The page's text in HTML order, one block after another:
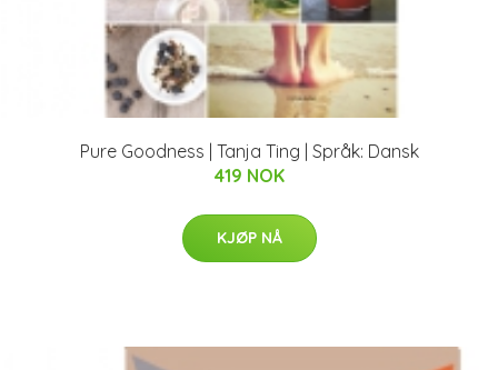
Pure Goodness | Tanja Ting | Språk: Dansk
419 NOK
KJØP NÅ